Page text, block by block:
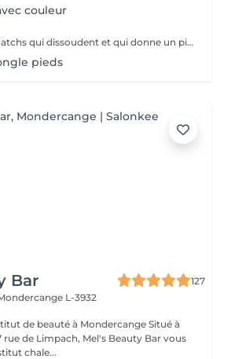
couleur
Soin anti callosités Patchs qui dissoudent et qui donne un pieds de bébé
pieds
Bar
127
L-3932
rue de Limpach, Mel's Beauty Bar vous
chale...